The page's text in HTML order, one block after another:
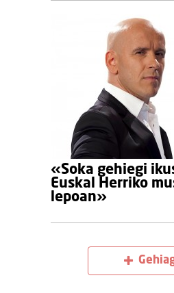
«Soka gehiegi
Euskal Herriko
lepoan»